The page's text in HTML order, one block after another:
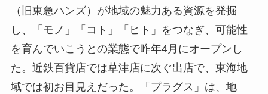
（旧東急ハンズ）が地域の魅力ある資源を発掘
し、「モノ」「コト」「ヒト」をつなぎ、可能性
を育んでいこうとの業態で昨年4月にオープンし
た。近鉄百貨店では草津店に次ぐ出店で、東海地
域では初お目見えだった。「プラグス」は、地